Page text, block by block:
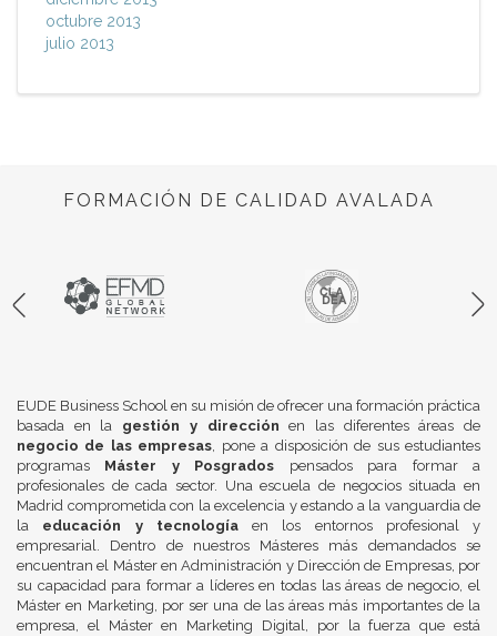
octubre 2013
julio 2013
FORMACIÓN DE CALIDAD AVALADA
EUDE Business School en su misión de ofrecer una formación práctica
basada en la gestión y dirección en las diferentes áreas de
negocio de las empresas, pone a disposición de sus estudiantes
programas Máster y Posgrados pensados para formar a
profesionales de cada sector. Una escuela de negocios situada en
Madrid comprometida con la excelencia y estando a la vanguardia de
la educación y tecnologíaen los entornos profesional y
empresarial. Dentro de nuestros Másteres más demandados se
encuentran el Máster en Administración y Dirección de Empresas, por
su capacidad para formar a líderes en todas las áreas de negocio, el
Máster en Marketing, por ser una de las áreas más importantes de la
empresa, el Máster en Marketing Digital, por la fuerza que está